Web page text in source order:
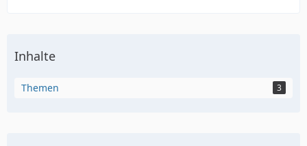
Inhalte
Themen 3